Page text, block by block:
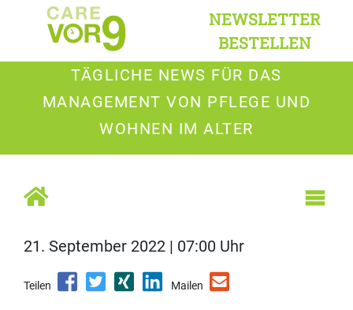
NEWSLETTER
BESTELLEN
TÄGLICHE NEWS FÜR DAS
MANAGEMENT VON PFLEGE UND
WOHNEN IM ALTER
21. September 2022 | 07:00 Uhr
Teilen Mailen